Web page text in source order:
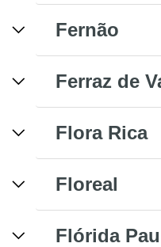
Fernão
Ferraz de
Flora Rica
Floreal
Flórida